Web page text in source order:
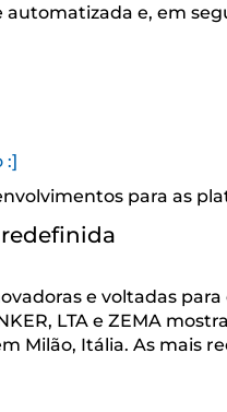
e, em
para as
e voltadas
LTA e ZEMA
Milão, Itália. As mais